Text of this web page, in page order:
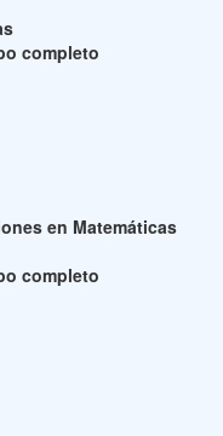
completo
en Matemáticas
completo